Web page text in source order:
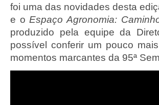
foi uma das novidades desta
e oEspaço Agronomia:
produzido pela equipe da
possível conferir um pouco
momentos marcantes da 95ª